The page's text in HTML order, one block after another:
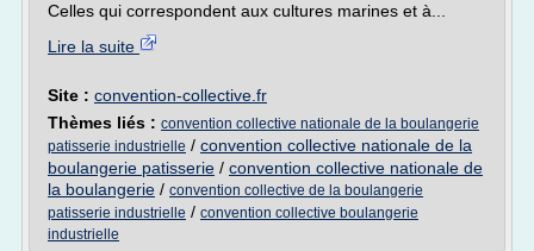
Celles qui correspondent aux cultures marines et à...
Lire la suite
Site : convention-collective.fr
Thèmes liés : convention collective nationale de la boulangerie
patisserie industrielle / convention collective nationale de la
boulangerie patisserie / convention collective nationale de
la boulangerie / convention collective de la boulangerie
patisserie industrielle / convention collective boulangerie
industrielle